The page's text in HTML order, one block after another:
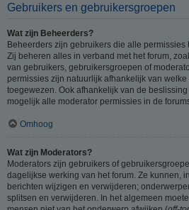
Gebruikers en gebruikersgroepen
Wat zijn Beheerders?
Beheerders zijn gebruikers die alle permissies
Zij beheren alles in verband met het forum,
van gebruikers, gebruikersgroepen of
permissies zijn natuurlijk afhankelijk van
toegewezen. Ook afhankelijk van de
mogelijk alle moderator permissies in de
Omhoog
Wat zijn Moderators?
Moderators zijn gebruikers of
dagelijkse werking van het forum. Ze kunnen,
berichten wijzigen en verwijderen;
splitsen en verwijderen. In het algemeen